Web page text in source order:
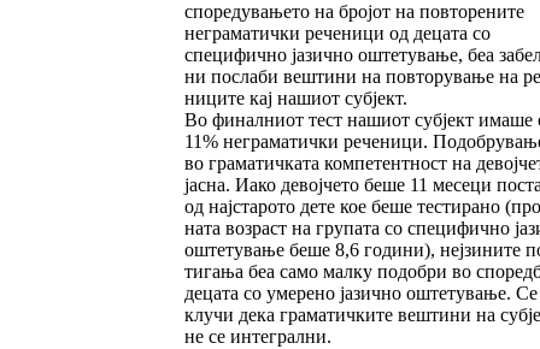
споредува­ње­то на бројот на пов­торените
неграматички рече­ни­ци од децата со
специфично јазично оште­тување, беа
ни послаби вештини на повторување на
ни­ците кај нашиот субјект.
Во финалниот тест нашиот субјект имаше
11% неграматички реченици.
во граматичката компетентност на
јасна. Иако девојчето беше 11 месеци
од најстарото дете кое беше тестирано
на­та возраст на групата со специфично
ош­тетување беше 8,6 години), нејзи­ни­те
тига­ња беа само малку подобри во
децата со умерено јазично оште­ту­вање.
клу­чи дека граматичките веш­ти­ни на
не се интегрални.